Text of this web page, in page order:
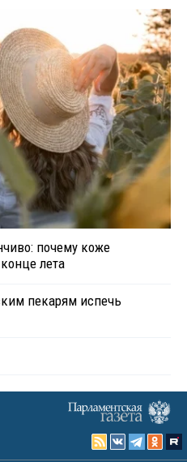
почему коже
лета
пекарям испечь